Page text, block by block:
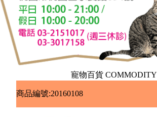
寵物百貨 COMMODITY
商品編號:20160108